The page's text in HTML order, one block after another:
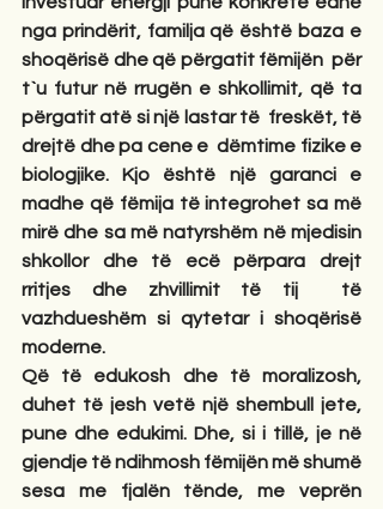
nga prindërit, familja që është baza e
shoqërisë dhe që përgatit fëmijën  për
t`u futur në rrugën e shkollimit, që ta
përgatit atë si një lastar të  freskët, të
drejtë dhe pa cene e  dëmtime fizike e
biologjike. Kjo është një garanci e
madhe që fëmija të integrohet sa më
mirë dhe sa më natyrshëm në mjedisin
shkollor dhe të ecë përpara drejt
rritjes dhe zhvillimit të tij  të
vazhdueshëm si qytetar i shoqërisë
moderne.
Që të edukosh dhe të moralizosh,
duhet të jesh vetë një shembull jete,
pune dhe edukimi. Dhe, si i tillë, je në
gjendje të ndihmosh fëmijën më shumë
sesa me fjalën tënde, me veprën